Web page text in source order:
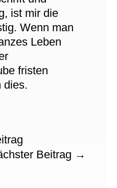
ist mir die
Wenn man
Leben
fristen
dies.
Beitrag →